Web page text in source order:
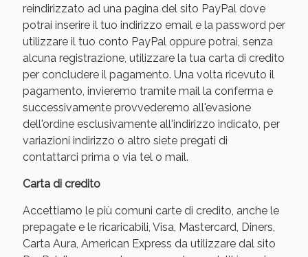
reindirizzato ad una pagina del sito PayPal dove
potrai inserire il tuo indirizzo email e la password per
utilizzare il tuo conto PayPal oppure potrai, senza
alcuna registrazione, utilizzare la tua carta di credito
per concludere il pagamento. Una volta ricevuto il
pagamento, invieremo tramite mail la conferma e
successivamente provvederemo all'evasione
dell'ordine esclusivamente all'indirizzo indicato, per
variazioni indirizzo o altro siete pregati di
contattarci prima o via tel o mail.
Carta di credito
Accettiamo le più comuni carte di credito, anche le
prepagate e le ricaricabili, Visa, Mastercard, Diners,
Carta Aura, American Express da utilizzare dal sito